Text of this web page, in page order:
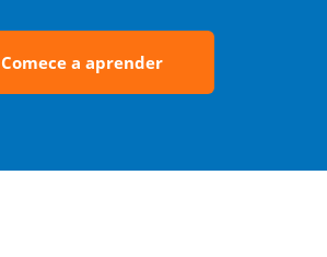
Comece a aprender